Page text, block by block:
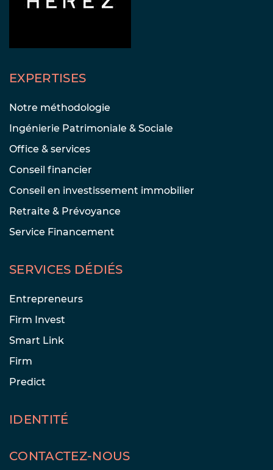
EXPERTISES
Notre méthodologie
Ingénierie Patrimoniale & Sociale
Office & services
Conseil financier
Conseil en investissement immobilier
Retraite & Prévoyance
Service Financement
SERVICES DÉDIÉS
Entrepreneurs
Firm Invest
Smart Link
Firm
Predict
IDENTITÉ
CONTACTEZ-NOUS